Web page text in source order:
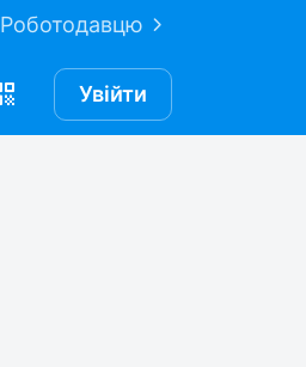
Роботодавцю
Увійти